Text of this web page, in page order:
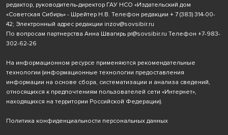
редактор, руководитель-директор ГАУ НСО «Издательский дом
«Советская Сибирь» - Шрейтер Н.В. Телефон редакции + 7 (383) 314-00-
42; Электронный адрес редакции inzov@sovsibir.ru
По вопросам партнерства Анна Швагирь pr@sovsibir.ru Телефон +7-983-
302-62-26
На информационном ресурсе применяются рекомендательные
технологии (информационные технологии предоставления
информации на основе сбора, систематизации и анализа сведений,
относящихся к предпочтениям пользователей сети «Интернет»,
находящихся на территории Российской Федерации).
Политика конфиденциальности персональных данных